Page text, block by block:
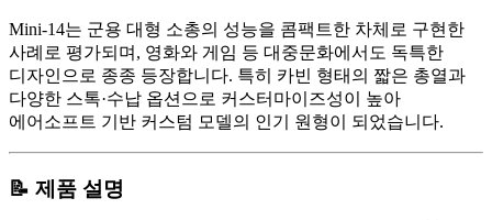
Mini-14는 군용 대형 소총의 성능을 콤팩트한 차체로 구현한
사례로 평가되며, 영화와 게임 등 대중문화에서도 독특한
디자인으로 종종 등장합니다. 특히 카빈 형태의 짧은 총열과
다양한 스톡·수납 옵션으로 커스터마이즈성이 높아
에어소프트 기반 커스텀 모델의 인기 원형이 되었습니다.
📝 제품 설명